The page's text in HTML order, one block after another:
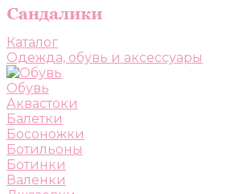
Каталог
Одежда, обувь и аксессуары
Обувь
Аквастоки
Балетки
Босоножки
Ботильоны
Ботинки
Валенки